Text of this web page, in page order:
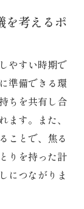
には
注意点
る理由
を紹介
チェック
の要点
を考えるポ
やすい時期で
準備できる環
ちを共有し合
す。また、
ことで、焦る
りを持った計
につながりま